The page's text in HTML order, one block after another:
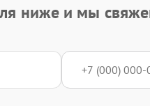
ниже и мы